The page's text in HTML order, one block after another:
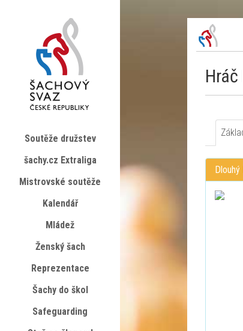
Soutěže družstev
šachy.cz Extraliga
Mistrovské soutěže
Kalendář
Mládež
Ženský šach
Reprezentace
Šachy do škol
Safeguarding